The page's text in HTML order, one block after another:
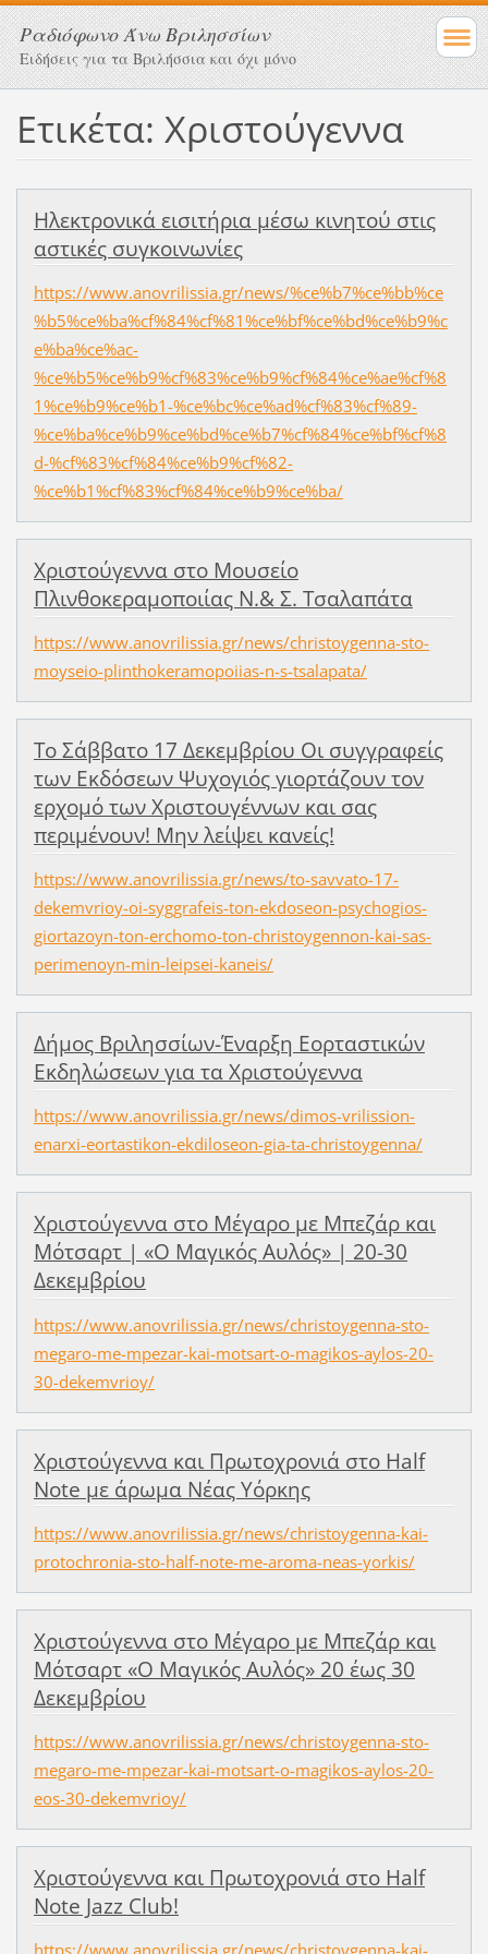
Ραδιόφωνο Άνω Βριλησσίων
Ειδήσεις για τα Βριλήσσια και όχι μόνο
Ετικέτα: Χριστούγεννα
Ηλεκτρονικά εισιτήρια μέσω κινητού στις
αστικές συγκοινωνίες
https://www.anovrilissia.gr/news/%ce%b7%ce%bb%ce
%b5%ce%ba%cf%84%cf%81%ce%bf%ce%bd%ce%b9%c
e%ba%ce%ac-
%ce%b5%ce%b9%cf%83%ce%b9%cf%84%ce%ae%cf%8
1%ce%b9%ce%b1-%ce%bc%ce%ad%cf%83%cf%89-
%ce%ba%ce%b9%ce%bd%ce%b7%cf%84%ce%bf%cf%8
d-%cf%83%cf%84%ce%b9%cf%82-
%ce%b1%cf%83%cf%84%ce%b9%ce%ba/
Χριστούγεννα στο Μουσείο
Πλινθοκεραμοποιίας Ν.& Σ. Τσαλαπάτα
https://www.anovrilissia.gr/news/christoygenna-sto-
moyseio-plinthokeramopoiias-n-s-tsalapata/
Το Σάββατο 17 Δεκεμβρίου Οι συγγραφείς
των Εκδόσεων Ψυχογιός γιορτάζουν τον
ερχομό των Χριστουγέννων και σας
περιμένουν! Μην λείψει κανείς!
https://www.anovrilissia.gr/news/to-savvato-17-
dekemvrioy-oi-syggrafeis-ton-ekdoseon-psychogios-
giortazoyn-ton-erchomo-ton-christoygennon-kai-sas-
perimenoyn-min-leipsei-kaneis/
Δήμος Βριλησσίων-Έναρξη Εορταστικών
Εκδηλώσεων για τα Χριστούγεννα
https://www.anovrilissia.gr/news/dimos-vrilission-
enarxi-eortastikon-ekdiloseon-gia-ta-christoygenna/
Χριστούγεννα στο Μέγαρο με Μπεζάρ και
Μότσαρτ | «Ο Μαγικός Αυλός» | 20-30
Δεκεμβρίου
https://www.anovrilissia.gr/news/christoygenna-sto-
megaro-me-mpezar-kai-motsart-o-magikos-aylos-20-
30-dekemvrioy/
Χριστούγεννα και Πρωτοχρονιά στο Half
Note με άρωμα Νέας Υόρκης
https://www.anovrilissia.gr/news/christoygenna-kai-
protochronia-sto-half-note-me-aroma-neas-yorkis/
Χριστούγεννα στο Μέγαρο με Μπεζάρ και
Μότσαρτ «Ο Μαγικός Αυλός» 20 έως 30
Δεκεμβρίου
https://www.anovrilissia.gr/news/christoygenna-sto-
megaro-me-mpezar-kai-motsart-o-magikos-aylos-20-
eos-30-dekemvrioy/
Χριστούγεννα και Πρωτοχρονιά στο Half
Note Jazz Club!